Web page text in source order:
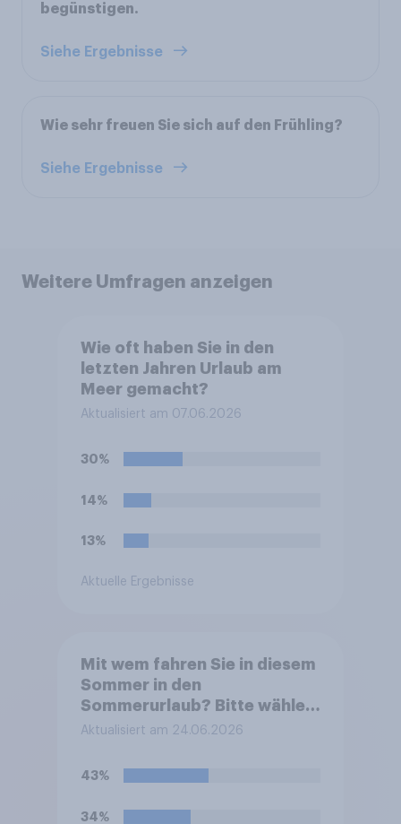
begünstigen.
Siehe Ergebnisse
Wie sehr freuen Sie sich auf den Frühling?
Siehe Ergebnisse
Weitere Umfragen anzeigen
Wie oft haben Sie in den
letzten Jahren Urlaub am
Meer gemacht?
Aktualisiert am 07.06.2026
30%
14%
13%
Aktuelle Ergebnisse
Mit wem fahren Sie in diesem
Sommer in den
Sommerurlaub? Bitte wählen
Sie alle zutreffenden
Aktualisiert am 24.06.2026
43%
34%